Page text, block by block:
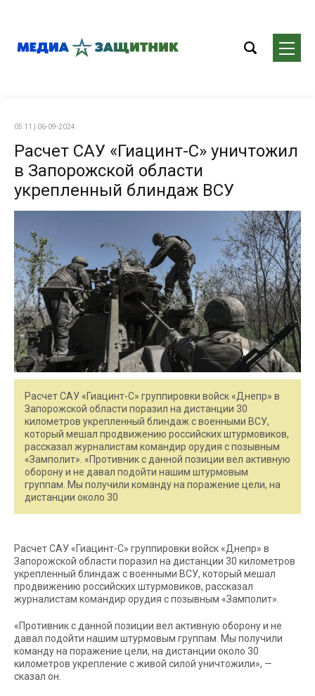
05:11 | 06-09-2024
Расчет САУ «Гиацинт-С» уничтожил
в Запорожской области
укрепленный блиндаж ВСУ
Расчет САУ «Гиацинт-С» группировки войск «Днепр» в
Запорожской области поразил на дистанции 30
километров укрепленный блиндаж с военными ВСУ,
который мешал продвижению российских штурмовиков,
рассказал журналистам командир орудия с позывным
«Замполит». «Противник с данной позиции вел активную
оборону и не давал подойти нашим штурмовым
группам. Мы получили команду на поражение цели, на
дистанции около 30
Расчет САУ «Гиацинт-С» группировки войск «Днепр» в
Запорожской области поразил на дистанции 30 километров
укрепленный блиндаж с военными ВСУ, который мешал
продвижению российских штурмовиков, рассказал
журналистам командир орудия с позывным «Замполит».
«Противник с данной позиции вел активную оборону и не
давал подойти нашим штурмовым группам. Мы получили
команду на поражение цели, на дистанции около 30
километров укрепление с живой силой уничтожили», —
сказал он.